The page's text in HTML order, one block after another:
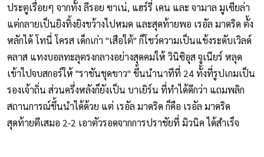
ประตูเรื่อยๆ จากทั้ง ลีรอย ซาเน่, แฮร์รี่ เคน และ จามาล มูเซียล่า
แต่กลายเป็นยิงทิ้งยิงขว้างไปหมด และสุดท้ายพอ เรอัล มาดริด ตั้ง
หลักได้ โทนี่ โครส เด็กเก่า "เสือใต้" ก็โชว์ความเป็นแข้งระดับเวิลด์
คลาส แทงบอลทะลุตรงกลางอย่างสุดคมให้ วินิซิอุส จูเนียร์ หลุด
เข้าไปจบสกอร์ให้ "ราชันชุดขาว" ขึ้นนำนาทีที่ 24 ทั้งที่รูปเกมเป็น
รองเจ้าถิ่น ส่วนครึ่งหลังก็ยังเป็น บาเยิร์น ที่ทำได้ดีกว่า แถมพลิก
สถานการณ์ขึ้นนำได้ด้วย แต่ เรอัล มาดริด ก็คือ เรอัล มาดริด
สุดท้ายตีเสมอ 2-2 เอาตัวรอดจากการปราชัยที่ มิวนิค ได้สำเร็จ